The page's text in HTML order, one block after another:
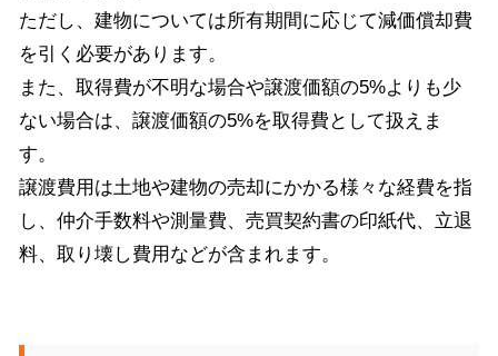
ただし、建物については所有期間に応じて減価償却費
を引く必要があります。
また、取得費が不明な場合や譲渡価額の5%よりも少
ない場合は、譲渡価額の5%を取得費として扱えま
す。
譲渡費用は土地や建物の売却にかかる様々な経費を指
し、仲介手数料や測量費、売買契約書の印紙代、立退
料、取り壊し費用などが含まれます。